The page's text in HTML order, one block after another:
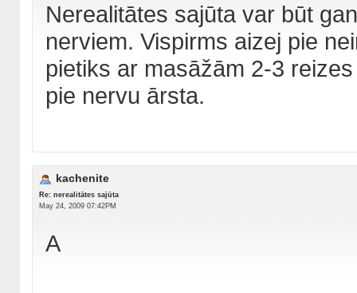
Nerealitātes sajūta var būt
nerviem. Vispirms aizej pie
pietiks ar masāžām 2-3
pie nervu ārsta.
kachenite
Re: nerealitātes sajūta
May 24, 2009 07:42PM
A